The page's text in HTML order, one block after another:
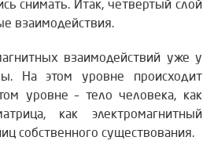
снимать. Итак, четвертый слой
взаимодействия.
взаимодействий уже у
На этом уровне происходит
уровне – тело человека, как
как электромагнитный
собственного существования.